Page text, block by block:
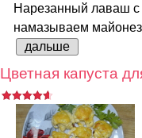
Нарезанный лаваш с
намазываем
дальше
Цветная капуста